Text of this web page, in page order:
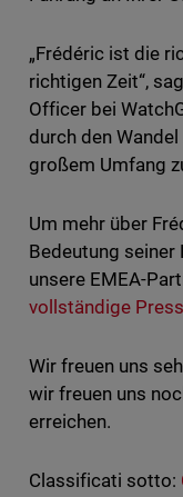
„Frédéric ist die
richtigen Zeit“,
Officer bei
durch den
großem Umfang
Um mehr über
Bedeutung seiner
unsere EMEA-
vollständige
Wir freuen uns
wir freuen uns
erreichen.
Classificati sotto: